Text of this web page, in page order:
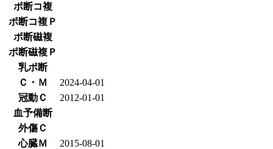
ポ断コ複
ポ断コ複Ｐ
ポ断磁複
ポ断磁複Ｐ
乳ポ断
Ｃ・Ｍ
2024-04-01
冠動Ｃ
2012-01-01
血予備断
外傷Ｃ
心臓Ｍ
2015-08-01